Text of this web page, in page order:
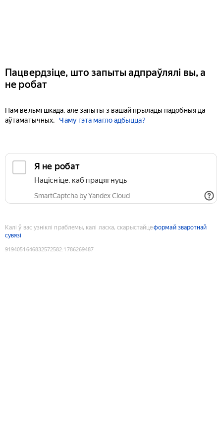
Пацвердзіце, што запыты адпраўлялі вы, а
не робат
Нам вельмі шкада, але запыты з вашай прылады падобныя да
аўтаматычных.
Чаму гэта магло адбыцца?
Я не робат
Націсніце, каб працягнуць
SmartCaptcha by Yandex Cloud
Калі ў вас узніклі праблемы, калі ласка, скарыстайцеформай зваротнай
сувязі
9194051646832572582:1786269487